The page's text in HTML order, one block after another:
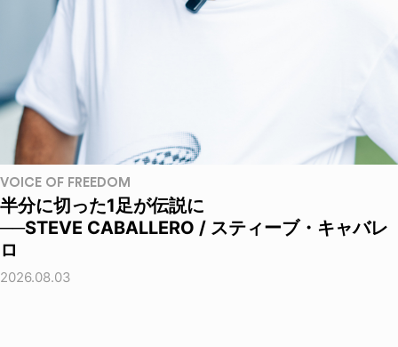
VOICE OF FREEDOM
半分に切った1足が伝説に
──STEVE CABALLERO / スティーブ・キャバレ
ロ
2026.08.03